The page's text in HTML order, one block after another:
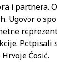
i partnera.
o
Ćosić.